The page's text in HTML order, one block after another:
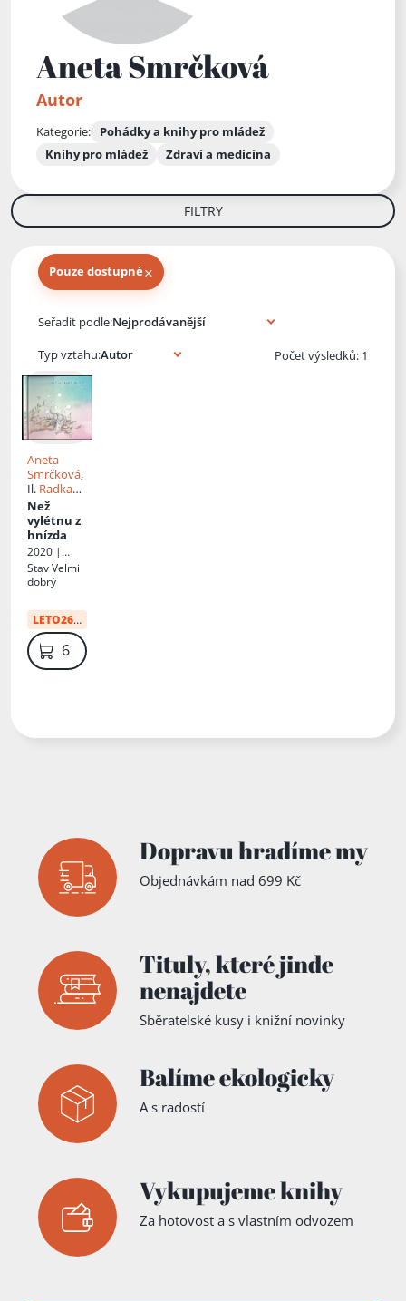
Aneta Smrčková
Autor
Kategorie:
Pohádky a knihy pro mládež
Knihy pro mládež
Zdraví a medicína
FILTRY
Pouze dostupné×
Seřadit podle:
Typ vztahu:
Počet výsledků: 1
Aneta
Smrčková,
Il. Radka
Kalinayová
Než
vylétnu z
hnízda
2020 |
Jakub
Haluška
StavVelmi
dobrý
LETO26
:41 Kč
69 Kč
Dopravu hradíme my
Objednávkám nad 699 Kč
Tituly,které jinde
nenajdete
Sběratelské kusy i knižní novinky
Balíme ekologicky
A s radostí
Vykupujeme knihy
Za hotovost a s vlastním odvozem